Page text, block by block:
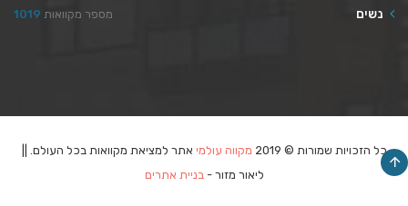
נשים 1019 מספר מקוואות
כל הזכויות שמורות © 2019 מקווה עולמי אתר למציאת מקוואות בכל העולם. ||
ליאור מזור -בניית אתרים